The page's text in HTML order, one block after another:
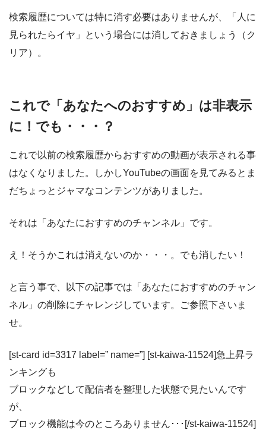
検索履歴については特に消す必要はありませんが、「人に
見られたらイヤ」という場合には消しておきましょう（ク
リア）。
これで「あなたへのおすすめ」は非表示
に！でも・・・？
これで以前の検索履歴からおすすめの動画が表示される事
はなくなりました。しかしYouTubeの画面を見てみるとま
だちょっとジャマなコンテンツがありました。
それは 「あなたにおすすめのチャンネル」 です。
え！そうかこれは消えないのか・・・。でも消したい！
と言う事で、以下の記事では 「あなたにおすすめのチャン
ネル」 の削除にチャレンジしています。ご参照下さいま
せ。
[st-card id=3317 label=” name=”] [st-kaiwa-11524]急上昇ラ
ンキングも
ブロックなどして配信者を整理した状態で見たいんです
が、
ブロック機能は今のところありません･･･ [/st-kaiwa-11524]